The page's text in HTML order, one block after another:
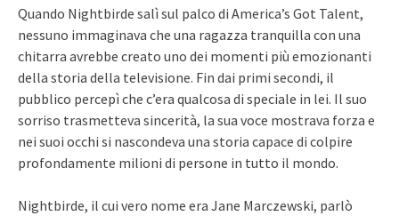
Quando Nightbirde salì sul palco di America’s Got Talent,
nessuno immaginava che una ragazza tranquilla con una
chitarra avrebbe creato uno dei momenti più emozionanti
della storia della televisione. Fin dai primi secondi, il
pubblico percepì che c’era qualcosa di speciale in lei. Il suo
sorriso trasmetteva sincerità, la sua voce mostrava forza e
nei suoi occhi si nascondeva una storia capace di colpire
profondamente milioni di persone in tutto il mondo.
Nightbirde, il cui vero nome era Jane Marczewski, parlò